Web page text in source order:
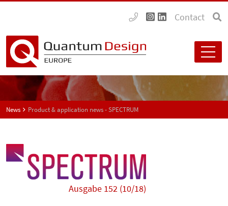
Contact
News Product & application news - SPECTRUM
Ausgabe 152 (10/18)